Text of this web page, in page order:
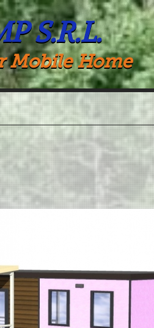
S.R.L.
Mobile Home